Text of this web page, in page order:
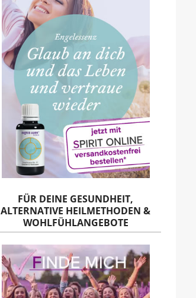
FÜR DEINE GESUNDHEIT,
ALTERNATIVE HEILMETHODEN &
WOHLFÜHLANGEBOTE